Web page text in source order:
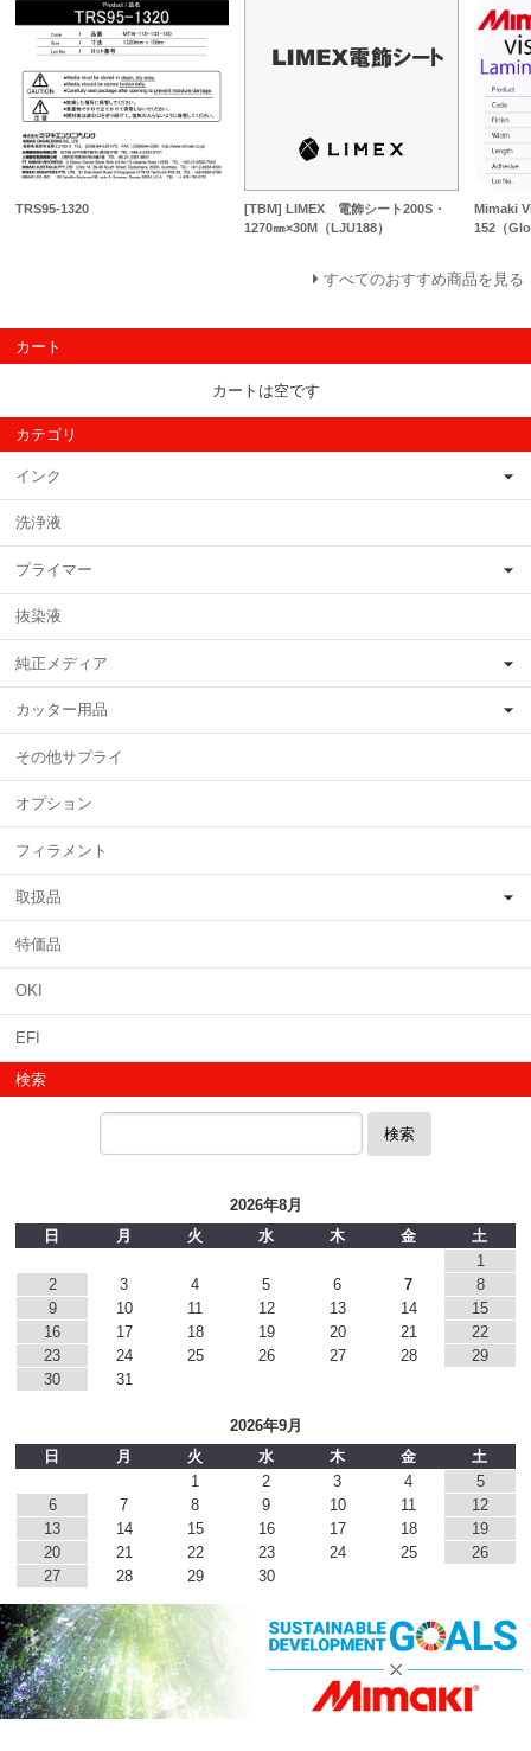
TRS95-1320
[TBM] LIMEX 電飾シート200S・
1270㎜×30M（LJU188）
Mimaki
152（
すべてのおすすめ商品を見る
カート
カートは空です
カテゴリ
インク
洗浄液
プライマー
抜染液
純正メディア
カッター用品
その他サプライ
オプション
フィラメント
取扱品
特価品
OKI
EFI
検索
検索
2026年8月
日
月 火 水 木 金
土
1
2
3 4 5 6 7
8
9
10 11 12 13 14
15
16
17 18 19 20 21
22
23
24 25 26 27 28
29
30
31
2026年9月
日
月 火 水 木 金
土
1
2 3 4
5
6
7 8 9 10 11
12
13
14 15 16 17 18
19
20
21 22 23 24 25
26
27
28 29 30